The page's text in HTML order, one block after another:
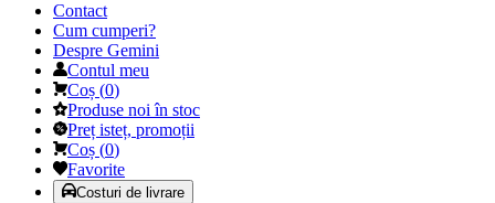
Contact
Cum cumperi?
Despre Gemini
Contul meu
Coș (0)
Produse noi în stoc
Preț isteț, promoții
Coș (0)
Favorite
Costuri de livrare